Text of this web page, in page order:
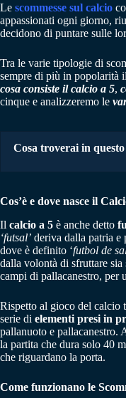
Le scommesse sul calcio
appassionati ogni giorno,
decidono di puntare sulle
Tra le varie tipologie di
sempre di più in popolarità il
cosa consiste il calcio a 5,
cinque e analizzeremo le
Cosa troverai in
Cos’è e dove nasce il
Il calcio a 5 è anche detto
‘futsal’ deriva dalla patria e
dove è definito ‘futbol de
dalla volontà di sfruttare sia
campi di pallacanestro, per
Rispetto al gioco del calcio
serie di elementi presi in
pallanuoto e pallacanestro.
la partita che dura solo 40
che riguardano la porta.
Come funzionano le